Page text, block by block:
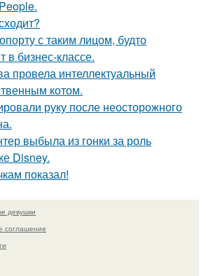
с таким лицом, будто
в бизнес-классе.
провела интеллектуальный
котом.
руку после неосторожного
выбыла из гонки за роль
Disney.
показал!
девушки
соглашение